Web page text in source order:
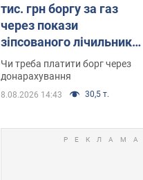
тис. грн боргу за газ
через покази
зіпсованого лічильника:
суддя ухвалив
неочікуване рішення
Чи треба платити борг через
донарахування
8.08.2026 14:43 30,5 т.